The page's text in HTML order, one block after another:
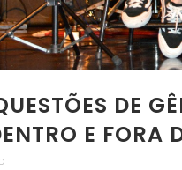
DE
E FORA